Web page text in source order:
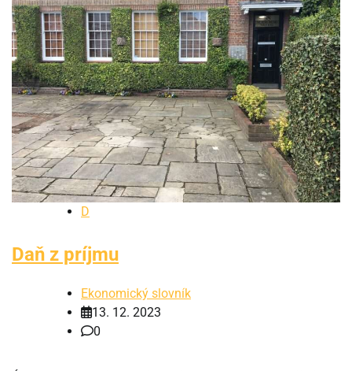
D
Daň z príjmu
Ekonomický slovník
13. 12. 2023
0